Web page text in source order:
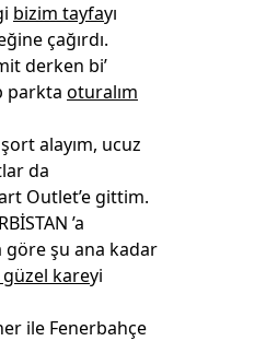
bizim tayfayı
çağırdı.
derken bi’
parkta oturalım
alayım, ucuz
da
Outlet’e gittim.
’a
göre şu ana kadar
kareyi
ile Fenerbahçe